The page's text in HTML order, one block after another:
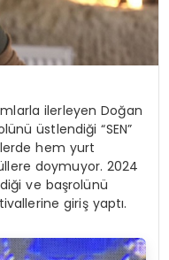
ilerleyen Doğan
üstlendiği “SEN”
hem yurt
doymuyor. 2024
ve başrolünü
giriş yaptı.